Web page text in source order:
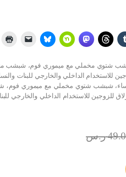
شتوي مخملي مع ميموري فوم، شبشب
للاستخدام الداخلي والخارجي للبنات
شبشب شتوي مخملي مع ميموري
للزوجين للاستخدام الداخلي والخارجي
ر.س